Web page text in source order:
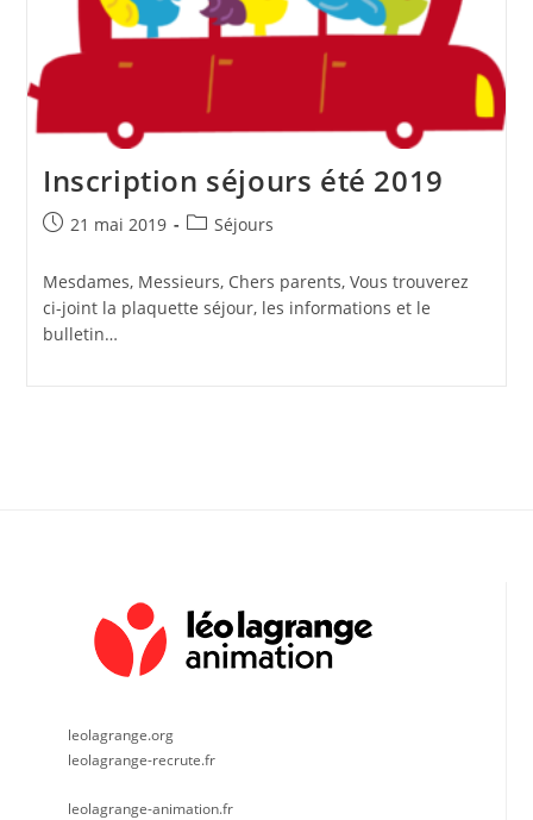
Inscription séjours été 2019
Publication
21 mai 2019
PostSéjours
Mesdames, Messieurs, Chers parents, Vous trouverez
ci-joint la plaquette séjour, les informations et le
bulletin…
leolagrange.org
leolagrange-recrute.fr
leolagrange-animation.fr